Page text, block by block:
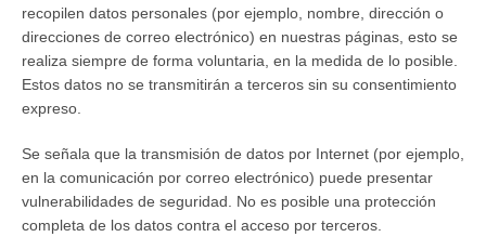
recopilen datos personales (por ejemplo, nombre, dirección o
direcciones de correo electrónico) en nuestras páginas, esto se
realiza siempre de forma voluntaria, en la medida de lo posible.
Estos datos no se transmitirán a terceros sin su consentimiento
expreso.
Se señala que la transmisión de datos por Internet (por ejemplo,
en la comunicación por correo electrónico) puede presentar
vulnerabilidades de seguridad. No es posible una protección
completa de los datos contra el acceso por terceros.